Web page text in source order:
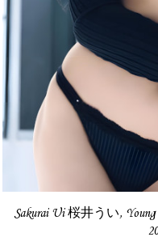
Sakurai Ui 桜井うい,